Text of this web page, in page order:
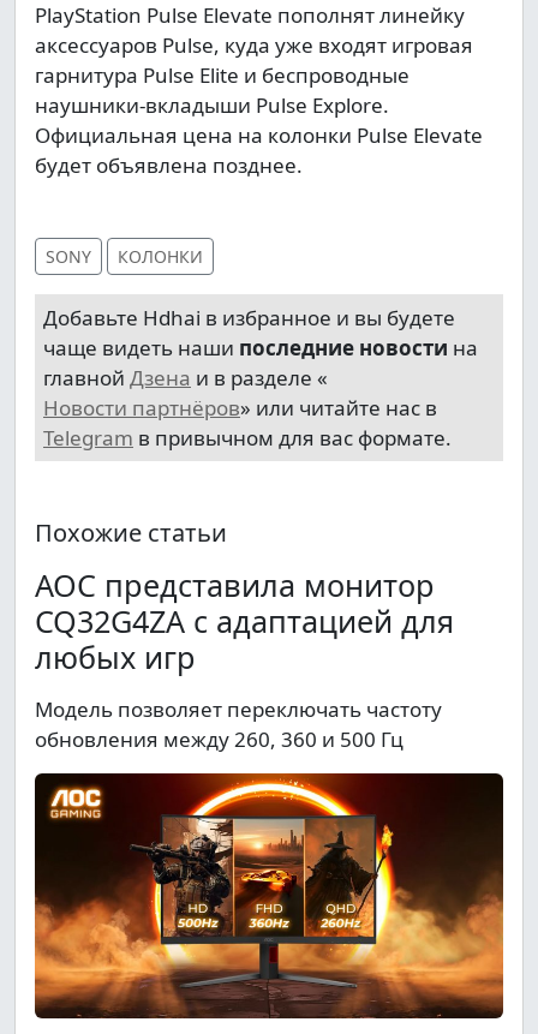
PlayStation Pulse Elevate пополнят линейку
аксессуаров Pulse, куда уже входят игровая
гарнитура Pulse Elite и беспроводные
наушники-вкладыши Pulse Explore.
Официальная цена на колонки Pulse Elevate
будет объявлена позднее.
SONY КОЛОНКИ
Добавьте Hdhai в избранное и вы будете
чаще видеть наши последние новости на
главной Дзена и в разделе «
Новости партнёров» или читайте нас в
Telegram в привычном для вас формате.
Похожие статьи
AOC представила монитор
CQ32G4ZA с адаптацией для
любых игр
Модель позволяет переключать частоту
обновления между 260, 360 и 500 Гц